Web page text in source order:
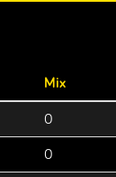
Mix
0
0